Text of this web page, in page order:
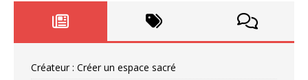
Créateur : Créer un espace sacré